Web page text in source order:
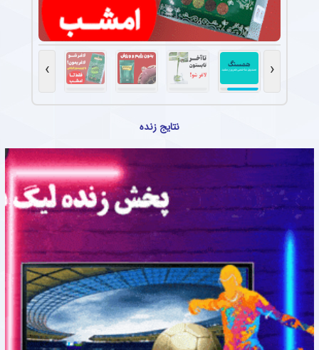
‹
›
نتایج زنده